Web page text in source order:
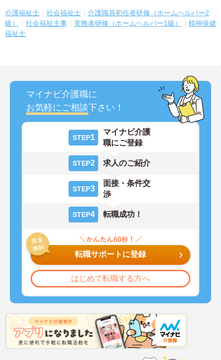
介護福祉士 社会福祉士
介護職員初任者研修（ホームヘルパー2
級）
社会福祉主事 実務者研修（ホームヘルパー1級）
精神保健
福祉士
マイナビ介護職に
お気軽にご相談下さい！
STEP1
マイナビ介護
職にご登録
STEP2 求人のご紹介
STEP3
面接・条件交
渉
STEP4 転職成功！
転職サポートに登録
はじめて転職する方へ